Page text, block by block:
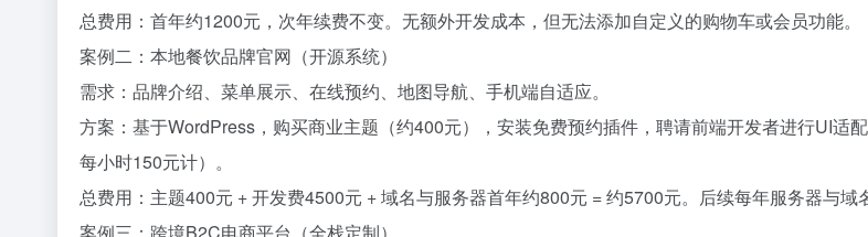
总费用：首年约1200元，次年续费不变。无额外开发成本，但无法添加自定义的购物车或会员功能。
案例二：本地餐饮品牌官网（开源系统）
需求：品牌介绍、菜单展示、在线预约、地图导航、手机端自适应。
方案：基于WordPress，购买商业主题（约400元），安装免费预约插件，聘请前端开发者进行UI适
每小时150元计）。
总费用：主题400元 + 开发费4500元 + 域名与服务器首年约800元 = 约5700元。后续每年服务器与域